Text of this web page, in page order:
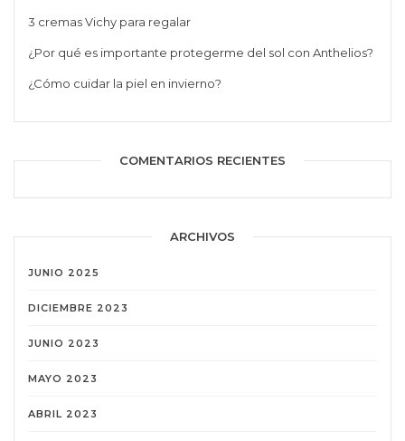
3 cremas Vichy para regalar
¿Por qué es importante protegerme del sol con Anthelios?
¿Cómo cuidar la piel en invierno?
COMENTARIOS RECIENTES
ARCHIVOS
JUNIO 2025
DICIEMBRE 2023
JUNIO 2023
MAYO 2023
ABRIL 2023